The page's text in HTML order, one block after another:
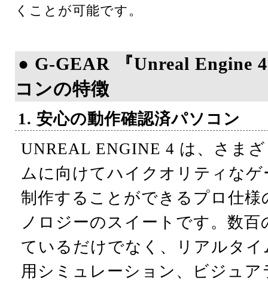
くことが可能です。
● G-GEAR 『Unreal Engine
コンの特徴
1. 安心の動作確認済パソコン
UNREAL ENGINE 4 は、さま
ムに向けてハイクオリティな
制作することができるプロ仕
ノロジーのスイートです。数
ているだけでなく、リアルタ
用シミュレーション、ビジュ